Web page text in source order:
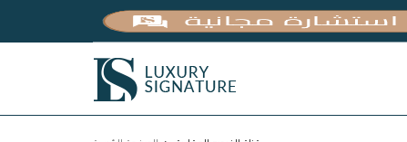
Luxury
Signature